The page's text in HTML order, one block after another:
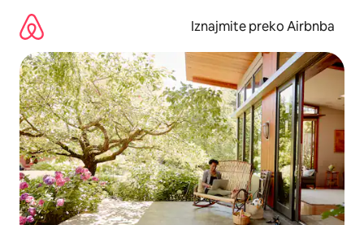
sadržaj
Iznajmite preko Airbnba